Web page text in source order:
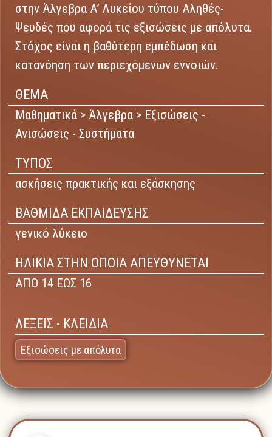
στην Άλγεβρα Α’ Λυκείου τύπου Αληθές-
Ψευδές που αφορά τις εξισώσεις με απόλυτα.
Στόχος είναι η βαθύτερη εμπέδωση και
κατανόηση των περιεχόμενων εννοιών.
ΘΕΜΑ
Μαθηματικά > Άλγεβρα > Εξισώσεις -
Ανισώσεις - Συστήματα
ΤΥΠΟΣ
ασκήσεις πρακτικής και εξάσκησης
ΒΑΘΜΙΔΑ ΕΚΠΑΙΔΕΥΣΗΣ
γενικό λύκειο
ΗΛΙΚΙΑ ΣΤΗΝ ΟΠΟΙΑ ΑΠΕΥΘΥΝΕΤΑΙ
ΑΠΟ 14 ΕΩΣ 16
ΛΕΞΕΙΣ - ΚΛΕΙΔΙΑ
Εξισώσεις με απόλυτα